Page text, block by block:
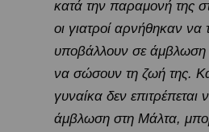
κατά την παραμονή της
οι γιατροί αρνήθηκαν να
υποβάλλουν σε άμβλωση
να σώσουν τη ζωή της.
γυναίκα δεν επιτρέπεται
άμβλωση στη Μάλτα,